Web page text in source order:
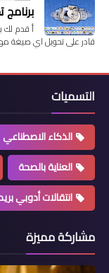
أ قدم لك
قادر على تحويل اي صيغة
التسميات
الذكاء الاصطناعي
العناية بالصحة
انتقالات أدوبي
مشاركة مميزة